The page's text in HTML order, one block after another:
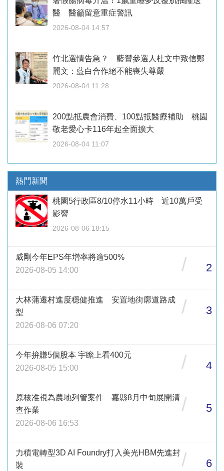
醫 醫籲留意重症警訊
2026-08-04 14:57
竹北選情告急？ 藍營參選人杜文中致信鄭
麗文：藍白合作絕不能喪失尊嚴
2026-08-04 11:28
200點抵農會消費、100點抵醫療補助 桃園
敬老愛心卡116年起全面擴大
2026-08-04 11:07
熱門新聞
桃園5行政區8/10停水11小時 近10萬戶受
影響
2026-08-06 18:15
威剛今年EPS年增率將逾500%
2026-08-05 14:00
/ 2
大林蒲遷村進度穩健推進 安置地街廓道路成
型
2026-08-06 07:20
/ 3
今年拚賺5個股本 宇瞻上看400元
2026-08-05 15:00
/ 4
原核准視為農地列管案件 嘉縣8月中旬展開清
查作業
2026-08-06 16:53
/ 5
力積電轉型3D AI Foundry打入美光HBM先進封
裝
/ 6